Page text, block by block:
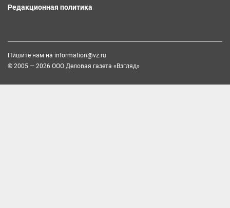
Редакционная политика
Пишите нам на information@vz.ru
© 2005 — 2026 ООО Деловая газета «Взгляд»